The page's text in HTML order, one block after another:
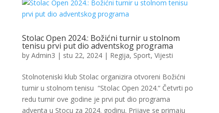
Stolac Open 2024.: Božićni turnir u stolnom
tenisu prvi put dio adventskog programa
by Admin3 | stu 22, 2024| Regija, Sport, Vijesti
Stolnoteniski klub Stolac organizira otvoreni Božićni
turnir u stolnom tenisu “Stolac Open 2024.“ Četvrti po
redu turnir ove godine je prvi put dio programa
adventa u Stocu za 2024. godinu. Prijave se primaju